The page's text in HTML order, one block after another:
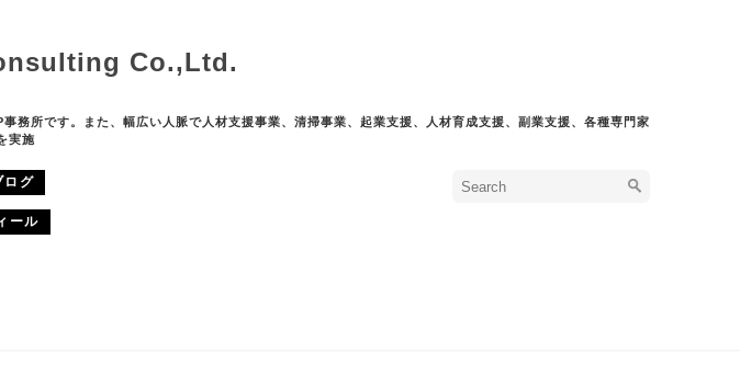
Co.,Ltd.
所です。また、幅広い人脈で人材支援事業、清掃事業、起業支援、人材育成支援、副業支援、各種専門家
実施
ログ
ール